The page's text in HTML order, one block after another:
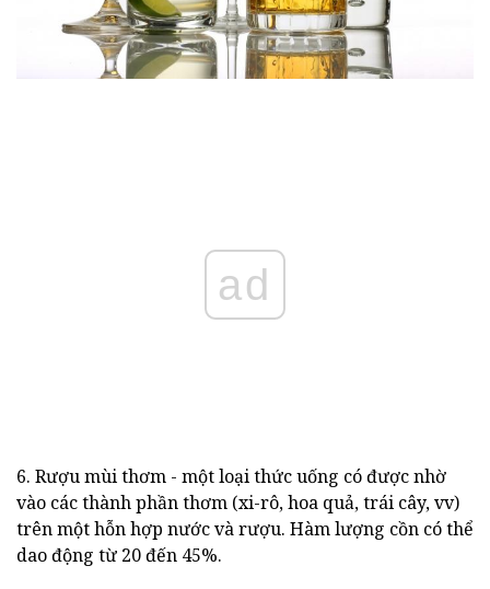
ad
6. Rượu mùi thơm - một loại thức uống có được nhờ
vào các thành phần thơm (xi-rô, hoa quả, trái cây, vv)
trên một hỗn hợp nước và rượu. Hàm lượng cồn có thể
dao động từ 20 đến 45%.